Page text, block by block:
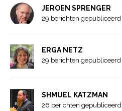
JEROEN SPRENGER
29 berichten gepubliceerd
ERGA NETZ
29 berichten gepubliceerd
SHMUEL KATZMAN
26 berichten gepubliceerd